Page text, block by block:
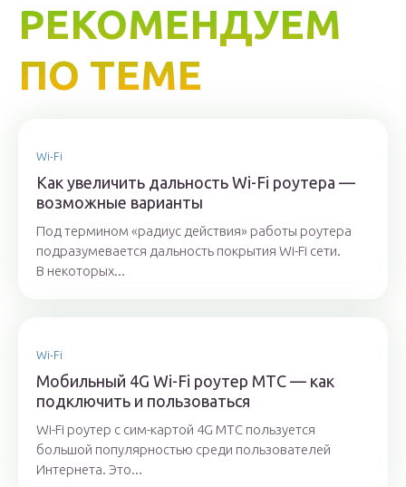
РЕКОМЕНДУЕМ
ПО ТЕМЕ
Wi-Fi
Как увеличить дальность Wi-Fi роутера —
возможные варианты
Под термином «радиус действия» работы роутера
подразумевается дальность покрытия Wi-Fi сети.
В некоторых...
Wi-Fi
Мобильный 4G Wi-Fi роутер МТС — как
подключить и пользоваться
Wi-Fi роутер с сим-картой 4G МТС пользуется
большой популярностью среди пользователей
Интернета. Это...